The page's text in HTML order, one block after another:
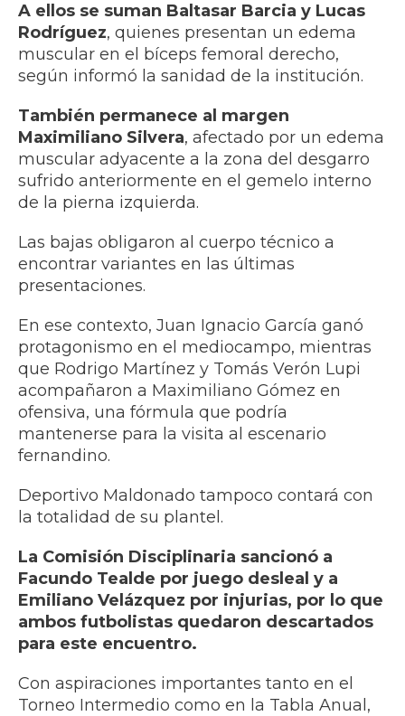
A ellos se suman Baltasar Barcia y Lucas
Rodríguez, quienes presentan un edema
muscular en el bíceps femoral derecho,
según informó la sanidad de la institución.
También permanece al margen
Maximiliano Silvera, afectado por un edema
muscular adyacente a la zona del desgarro
sufrido anteriormente en el gemelo interno
de la pierna izquierda.
Las bajas obligaron al cuerpo técnico a
encontrar variantes en las últimas
presentaciones.
En ese contexto, Juan Ignacio García ganó
protagonismo en el mediocampo, mientras
que Rodrigo Martínez y Tomás Verón Lupi
acompañaron a Maximiliano Gómez en
ofensiva, una fórmula que podría
mantenerse para la visita al escenario
fernandino.
Deportivo Maldonado tampoco contará con
la totalidad de su plantel.
La Comisión Disciplinaria sancionó a
Facundo Tealde por juego desleal y a
Emiliano Velázquez por injurias, por lo que
ambos futbolistas quedaron descartados
para este encuentro.
Con aspiraciones importantes tanto en el
Torneo Intermedio como en la Tabla Anual,